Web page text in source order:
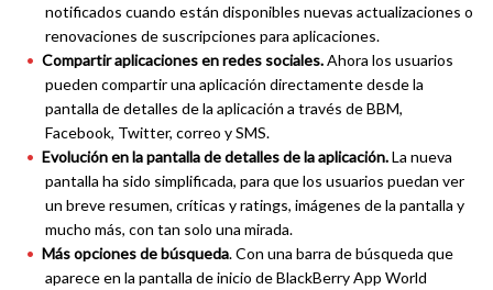
notificados cuando están disponibles nuevas actualizaciones o
renovaciones de suscripciones para aplicaciones.
Compartir aplicaciones en redes sociales.Ahora los usuarios
pueden compartir una aplicación directamente desde la
pantalla de detalles de la aplicación a través de BBM,
Facebook, Twitter, correo y SMS.
Evolución en la pantalla de detalles de la aplicación.La nueva
pantalla ha sido simplificada, para que los usuarios puedan ver
un breve resumen, críticas y ratings, imágenes de la pantalla y
mucho más, con tan solo una mirada.
Más opciones de búsqueda. Con una barra de búsqueda que
aparece en la pantalla de inicio de BlackBerry App World